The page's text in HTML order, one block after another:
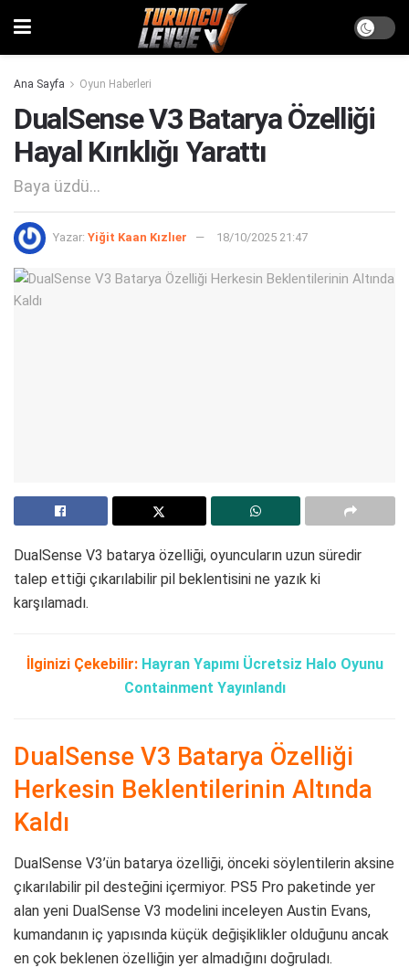
Ana Sayfa Oyun Haberleri
DualSense V3 Batarya Özelliği
Hayal Kırıklığı Yarattı
Baya üzdü...
Yazar: Yiğit Kaan Kızlıer 18/10/2025 21:47
DualSense V3 batarya özelliği, oyuncuların uzun süredir
talep ettiği çıkarılabilir pil beklentisini ne yazık ki
karşılamadı.
İlginizi Çekebilir: Hayran Yapımı Ücretsiz Halo Oyunu
Containment Yayınlandı
DualSense V3 Batarya Özelliği
Herkesin Beklentilerinin Altında
Kaldı
DualSense V3’ün batarya özelliği, önceki söylentilerin aksine
çıkarılabilir pil desteğini içermiyor. PS5 Pro paketinde yer
alan yeni DualSense V3 modelini inceleyen Austin Evans,
kumandanın iç yapısında küçük değişiklikler olduğunu ancak
en çok beklenen özelliğin yer almadığını doğruladı.